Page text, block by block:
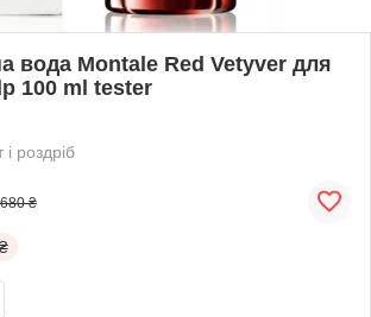
вода Montale Red Vetyver для
100 ml tester
роздріб
₴